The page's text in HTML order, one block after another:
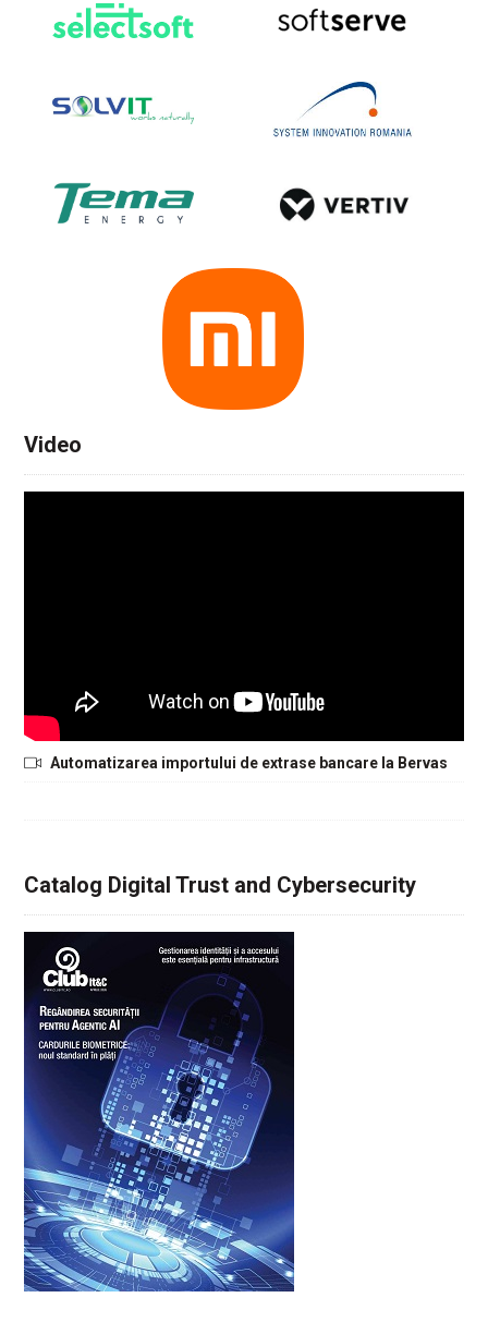
Video
Automatizarea importului de extrase bancare la Bervas
Catalog Digital Trust and Cybersecurity